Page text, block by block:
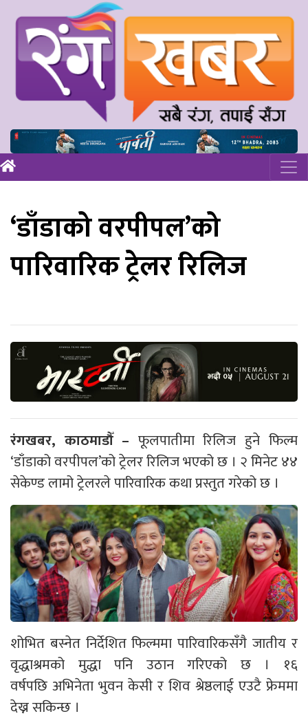
‘डाँडाको वरपीपल’को
पारिवारिक ट्रेलर रिलिज
रंगखबर, काठमाडौँ – फूलपातीमा रिलिज हुने फिल्म
‘डाँडाको वरपीपल’को ट्रेलर रिलिज भएको छ । २ मिनेट ४४
सेकेण्ड लामो ट्रेलरले पारिवारिक कथा प्रस्तुत गरेको छ ।
शोभित बस्नेत निर्देशित फिल्ममा पारिवारिकसँगै जातीय र
वृद्धाश्रमको मुद्धा पनि उठान गरिएको छ । १६
वर्षपछि अभिनेता भुवन केसी र शिव श्रेष्ठलाई एउटै फ्रेममा
देख्न सकिन्छ ।